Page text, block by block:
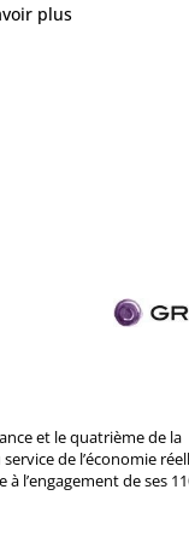
plus
et le quatrième de la
de l’économie
l’engagement de ses